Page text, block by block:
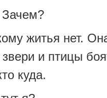
житья нет.
и птицы
куда.